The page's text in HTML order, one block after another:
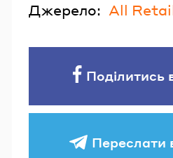
Джерело: All
Поділитись
Переслати